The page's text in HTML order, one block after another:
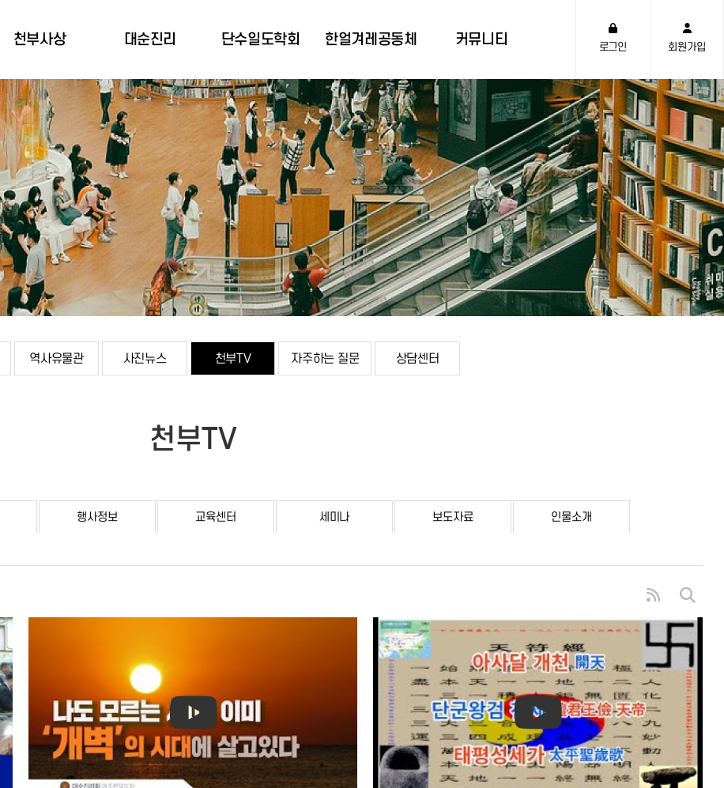
천부사상
천부사상 소개
천부경 소개
천부경 역사
태극기와 천부경
천부경 세계화
천부경 목표
대순진리
대순진리역사
3대 기본사업
3대 중요사업
전국도장소개
단수일도학회
학회소개
설립자 소개
사업소개
주요활동
한얼겨레공동체
공동체 소개
박희규 발자취
한얼겨레 말씀
산하기관
약 도
커뮤니티
공지사항
역사유물관
사진뉴스
천부TV
자주하는 질문
상담센터
로그인 회원가입
역사유물관 사진뉴스 천부TV 자주하는 질문 상담센터
천부TV
행사정보 교육센터 세미나 보도자료 인물소개